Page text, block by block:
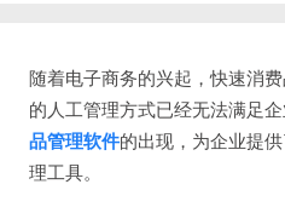
随着电子商务的兴起，快速消
的人工管理方式已经无法满足
品管理软件的出现，为企业提
理工具。